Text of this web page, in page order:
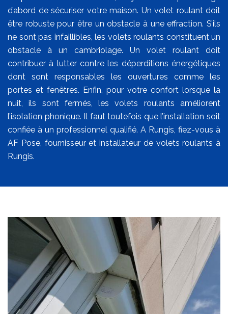
d’abord de sécuriser votre maison. Un volet roulant doit
être robuste pour être un obstacle à une effraction. S’ils
ne sont pas infaillibles, les volets roulants constituent un
obstacle à un cambriolage. Un volet roulant doit
contribuer à lutter contre les déperditions énergétiques
dont sont responsables les ouvertures comme les
portes et fenêtres. Enfin, pour votre confort lorsque la
nuit, ils sont fermés, les volets roulants améliorent
l’isolation phonique. Il faut toutefois que l’installation soit
confiée à un professionnel qualifié. A Rungis, fiez-vous à
AF Pose, fournisseur et installateur de volets roulants à
Rungis.